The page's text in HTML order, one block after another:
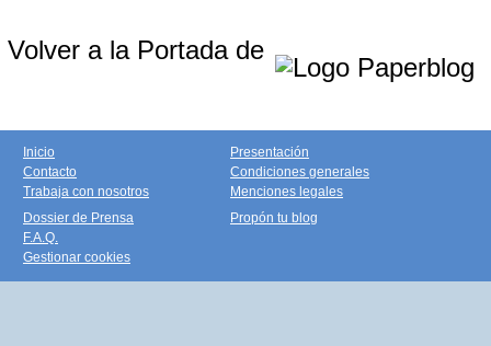
Volver a la Portada de
Inicio
Contacto
Trabaja con nosotros
Presentación
Condiciones generales
Menciones legales
Dossier de Prensa
F.A.Q.
Gestionar cookies
Propón tu blog